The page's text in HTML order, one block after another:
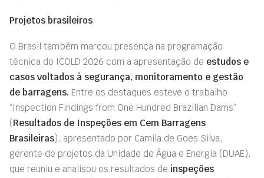
Projetos brasileiros
O Brasil também marcou presença na programação
técnica do ICOLD 2026 com a apresentação de estudos e
casos voltados à segurança, monitoramento e gestão
de barragens. Entre os destaques esteve o trabalho
“Inspection Findings from One Hundred Brazilian Dams”
(Resultados de Inspeções em Cem Barragens
Brasileiras), apresentado por Camila de Goes Silva,
gerente de projetos da Unidade de Água e Energia (DUAE),
que reuniu e analisou os resultados de inspeções